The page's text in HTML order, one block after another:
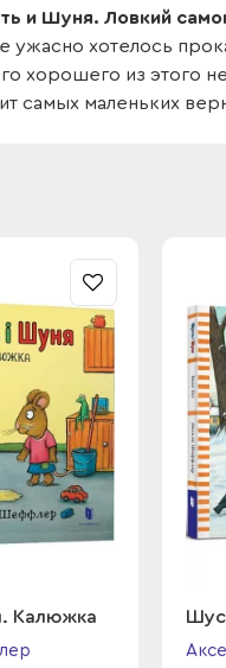
и Шуня. Ловкий
ужасно хотелось
хорошего из этого
самых маленьких
Калюжка